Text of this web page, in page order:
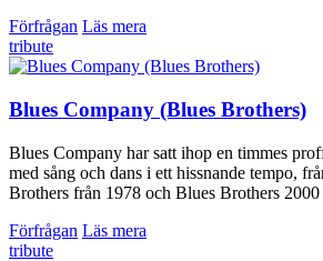
Förfrågan Läs mera
tribute
Blues Company (Blues Brothers)
Blues Company har satt ihop en timmes
med sång och dans i ett hissnande tempo,
Brothers från 1978 och Blues Brothers
Förfrågan Läs mera
tribute